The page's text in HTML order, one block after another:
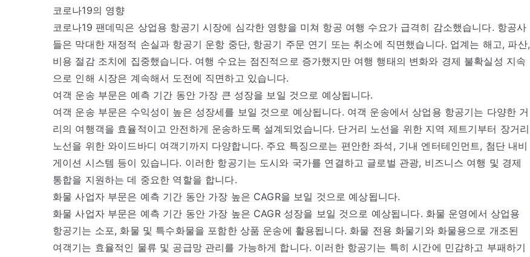
코로나19의 영향
코로나19 팬데믹은 상업용 항공기 시장에 심각한 영향을 미쳐 항공 여행 수요가 급격히 감소했습니다. 항공사
들은 막대한 재정적 손실과 항공기 운항 중단, 항공기 주문 연기 또는 취소에 직면했습니다. 업계는 해고, 파산,
비용 절감 조치에 집중했습니다. 여행 수요는 점진적으로 증가했지만 여행 행태의 변화와 경제 불확실성 지속
으로 인해 시장은 계속해서 도전에 직면하고 있습니다.
여객 운송 부문은 예측 기간 동안 가장 큰 성장을 보일 것으로 예상됩니다.
여객 운송 부문은 수익성이 높은 성장세를 보일 것으로 예상됩니다. 여객 운송에서 상업용 항공기는 다양한 거
리의 여행객을 효율적이고 안전하게 운송하도록 설계되었습니다. 단거리 노선을 위한 지역 제트기부터 장거리
노선을 위한 와이드바디 여객기까지 다양합니다. 주요 특징으로는 편안한 좌석, 기내 엔터테인먼트, 첨단 내비
게이션 시스템 등이 있습니다. 이러한 항공기는 도시와 국가를 연결하고 글로벌 관광, 비즈니스 여행 및 경제
통합을 지원하는 데 중요한 역할을 합니다.
화물 사업자 부문은 예측 기간 동안 가장 높은 CAGR을 보일 것으로 예상됩니다.
화물 사업자 부문은 예측 기간 동안 가장 높은 CAGR 성장을 보일 것으로 예상됩니다. 화물 운영에서 상업용
항공기는 소포, 화물 및 특수화물을 포함한 상품 운송에 활용됩니다. 화물 전용 화물기와 화물용으로 개조된
여객기는 효율적인 물류 및 공급망 관리를 가능하게 합니다. 이러한 항공기는 특히 시간에 민감하고 부패하기